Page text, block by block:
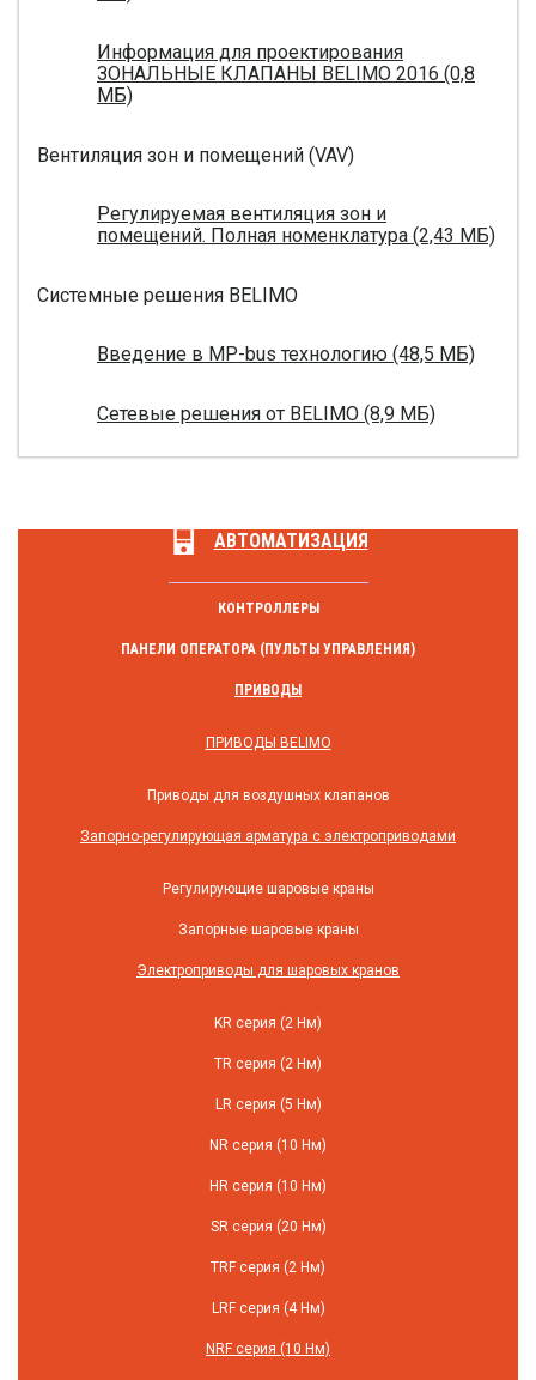
Информация для проектирования
ЗОНАЛЬНЫЕ КЛАПАНЫ BELIMO 2016 (0,8
МБ)
Вентиляция зон и помещений (VAV)
Регулируемая вентиляция зон и
помещений. Полная номенклатура (2,43 МБ)
Системные решения BELIMO
Введение в MP-bus технологию (48,5 МБ)
Сетевые решения от BELIMO (8,9 МБ)
АВТОМАТИЗАЦИЯ
КОНТРОЛЛЕРЫ
ПАНЕЛИ ОПЕРАТОРА (ПУЛЬТЫ УПРАВЛЕНИЯ)
ПРИВОДЫ
ПРИВОДЫ BELIMO
Приводы для воздушных клапанов
Запорно-регулирующая арматура с электроприводами
Регулирующие шаровые краны
Запорные шаровые краны
Электроприводы для шаровых кранов
KR серия (2 Нм)
TR серия (2 Нм)
LR серия (5 Нм)
NR серия (10 Нм)
HR серия (10 Нм)
SR серия (20 Нм)
TRF серия (2 Нм)
LRF серия (4 Нм)
NRF серия (10 Нм)